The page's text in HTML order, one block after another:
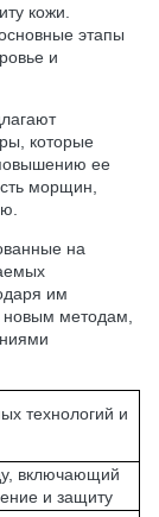
кожи.
этапы
и
которые
ее
морщин,
на
им
новым методам,
технологий и
включающий
и защиту